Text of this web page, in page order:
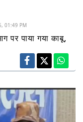
01:49 PM
पर पाया गया काबू,